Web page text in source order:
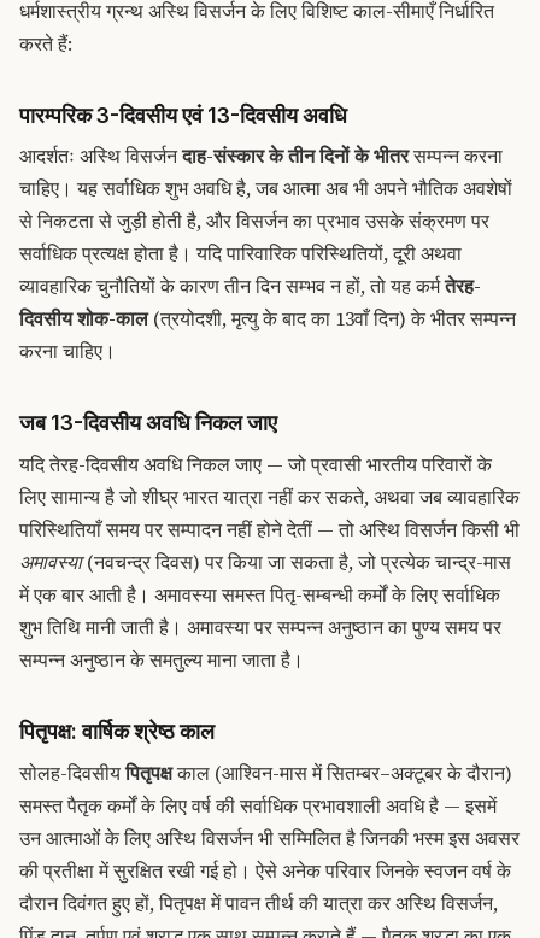
धर्मशास्त्रीय ग्रन्थ अस्थि विसर्जन के लिए विशिष्ट काल-सीमाएँ निर्धारित
करते हैं:
पारम्परिक 3-दिवसीय एवं 13-दिवसीय अवधि
आदर्शतः अस्थि विसर्जनदाह-संस्कार के तीन दिनों के भीतरसम्पन्न करना
चाहिए। यह सर्वाधिक शुभ अवधि है, जब आत्मा अब भी अपने भौतिक अवशेषों
से निकटता से जुड़ी होती है, और विसर्जन का प्रभाव उसके संक्रमण पर
सर्वाधिक प्रत्यक्ष होता है। यदि पारिवारिक परिस्थितियों, दूरी अथवा
व्यावहारिक चुनौतियों के कारण तीन दिन सम्भव न हों, तो यह कर्मतेरह-
दिवसीय शोक-काल(त्रयोदशी, मृत्यु के बाद का 13वाँ दिन) के भीतर सम्पन्न
करना चाहिए।
जब 13-दिवसीय अवधि निकल जाए
यदि तेरह-दिवसीय अवधि निकल जाए — जो प्रवासी भारतीय परिवारों के
लिए सामान्य है जो शीघ्र भारत यात्रा नहीं कर सकते, अथवा जब व्यावहारिक
परिस्थितियाँ समय पर सम्पादन नहीं होने देतीं — तो अस्थि विसर्जन किसी भी
अमावस्या(नवचन्द्र दिवस) पर किया जा सकता है, जो प्रत्येक चान्द्र-मास
में एक बार आती है। अमावस्या समस्त पितृ-सम्बन्धी कर्मों के लिए सर्वाधिक
शुभ तिथि मानी जाती है। अमावस्या पर सम्पन्न अनुष्ठान का पुण्य समय पर
सम्पन्न अनुष्ठान के समतुल्य माना जाता है।
पितृपक्ष: वार्षिक श्रेष्ठ काल
सोलह-दिवसीयपितृपक्षकाल (आश्विन-मास में सितम्बर–अक्टूबर के दौरान)
समस्त पैतृक कर्मों के लिए वर्ष की सर्वाधिक प्रभावशाली अवधि है — इसमें
उन आत्माओं के लिए अस्थि विसर्जन भी सम्मिलित है जिनकी भस्म इस अवसर
की प्रतीक्षा में सुरक्षित रखी गई हो। ऐसे अनेक परिवार जिनके स्वजन वर्ष के
दौरान दिवंगत हुए हों, पितृपक्ष में पावन तीर्थ की यात्रा कर अस्थि विसर्जन,